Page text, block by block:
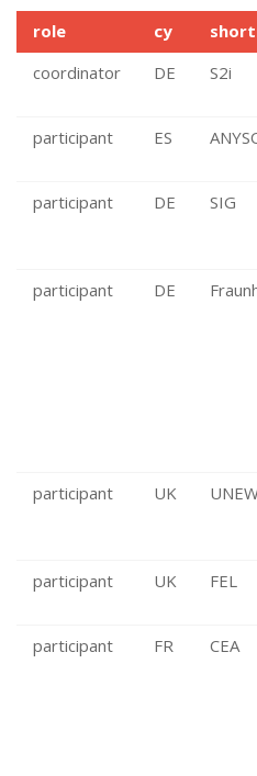
role cy
coordinator
DE S2i
participant
ES
participant
DE SIG
participant
DE
participant
UK
participant
UK FEL
participant
FR CEA